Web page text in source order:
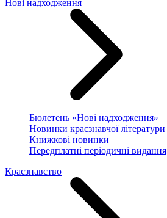
Нові надходження
Бюлетень «Нові надходження»
Новинки краєзнавчої літератури
Книжкові новинки
Передплатні періодичні видання
Краєзнавство